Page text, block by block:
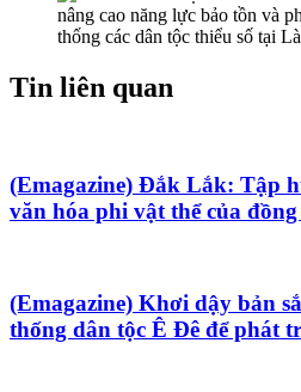
Tin liên quan
(Emagazine) Đắk Lắk: Tập
văn hóa phi vật thể của
(Emagazine) Khơi dậy bản
thống dân tộc Ê Đê để phát